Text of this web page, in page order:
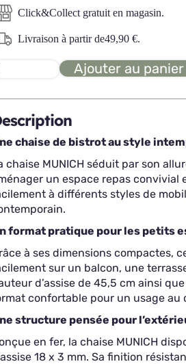
Click&Collect gratuit en magasin.
Livraison à partir de49,90 €.
Ajouter au panier
chaise de bistrot au style
chaise MUNICH séduit par son
un espace repas convivial
à différents styles de
format pratique pour les petits
à ses dimensions compactes,
sur un balcon, une
d’assise de 45,5 cm ainsi
confortable pour un usage au
structure pensée pour
en fer, la chaise MUNICH
18 x 3 mm. Sa finition